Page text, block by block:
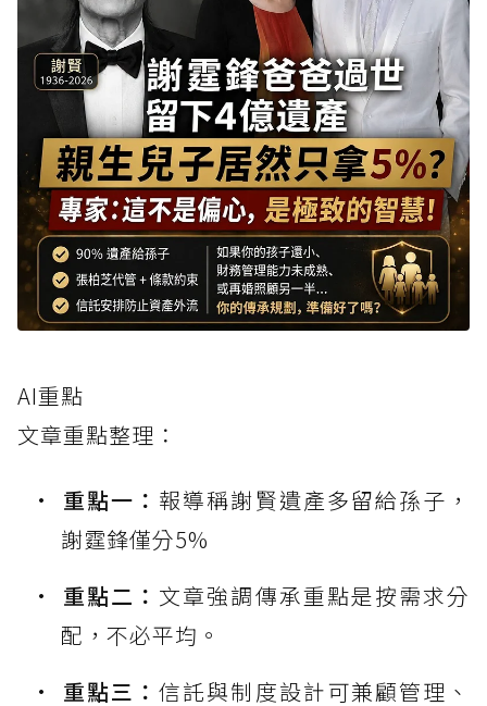
AI重點
文章重點整理：
重點一： 報導稱謝賢遺產多留給孫子，
謝霆鋒僅分5%
重點二： 文章強調傳承重點是按需求分
配，不必平均。
重點三：信託與制度設計可兼顧管理、